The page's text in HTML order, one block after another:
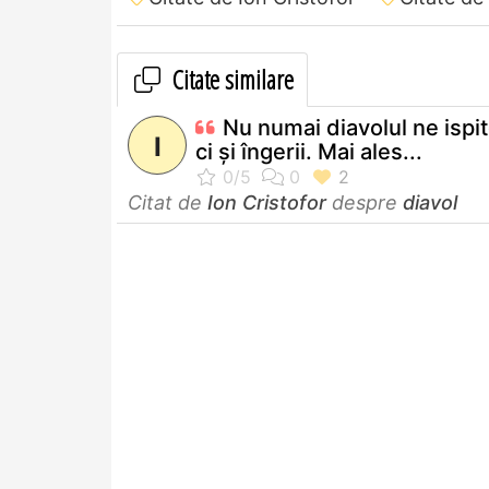
Citate similare
I
Nu numai diavolul ne
ci şi îngerii. Mai ales...
Citat de Ion Cristofordespre diavol